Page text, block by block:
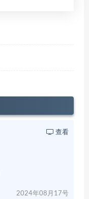
查看
2024年08月17号